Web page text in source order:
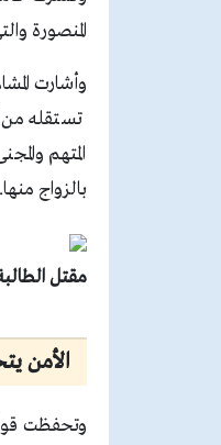
المنصورة
وأشارت
تستقله من
المتهم
بالزواج منها.
مقتل
الأمن
وتحفظت